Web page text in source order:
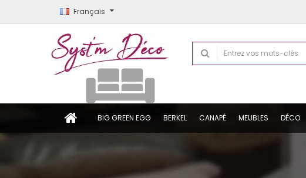
Français
BIG GREEN EGG BERKEL CANAPÉ MEUBLES DÉCO